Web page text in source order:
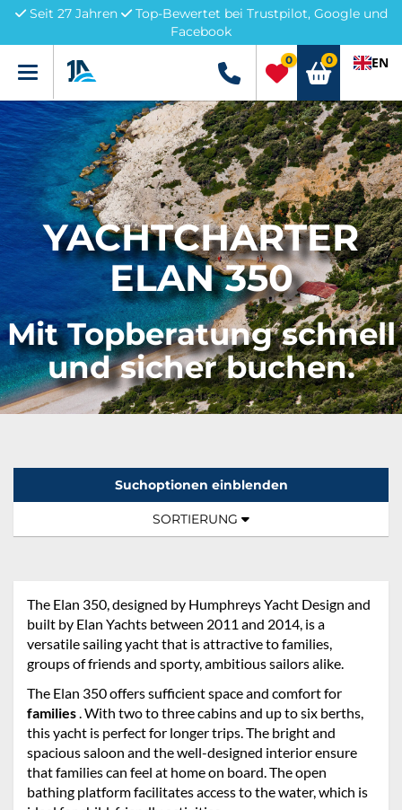
Seit 27 Jahren
Top-Bewertet bei Trustpilot, Google und
Facebook
Menü +49 5741 3222690
0 0 EN
YACHTCHARTER
ELAN 350
Mit Topberatung schnell
und sicher buchen.
Suchoptionen einblenden
TOGGLE NAVIGATION
SORTIERUNG
The Elan 350, designed by Humphreys Yacht Design and
built by Elan Yachts between 2011 and 2014, is a
versatile sailing yacht that is attractive to families,
groups of friends and sporty, ambitious sailors alike.
The Elan 350 offers sufficient space and comfort for
families. With two to three cabins and up to six berths,
this yacht is perfect for longer trips. The bright and
spacious saloon and the well-designed interior ensure
that families can feel at home on board. The open
bathing platform facilitates access to the water, which is